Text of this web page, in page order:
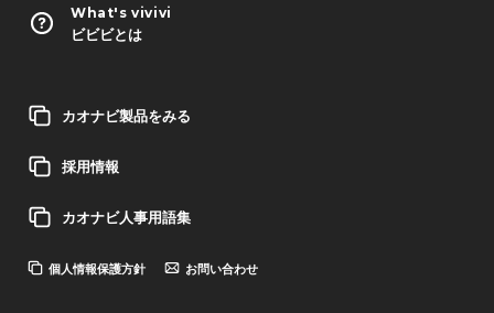
What's vivivi
ビビビとは
カオナビ製品をみる
採用情報
カオナビ人事用語集
個人情報保護方針 お問い合わせ